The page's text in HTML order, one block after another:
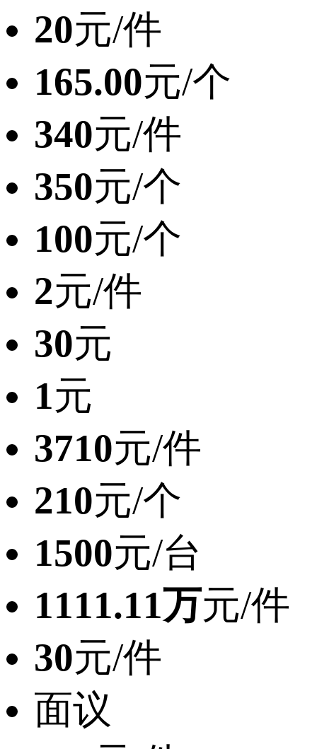
20元/件
165.00元/个
340元/件
350元/个
100元/个
2元/件
30元
1元
3710元/件
210元/个
1500元/台
1111.11万元/件
30元/件
面议